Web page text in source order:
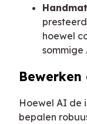
hoewel
Bewerken
Hoewel AI de
bepalen